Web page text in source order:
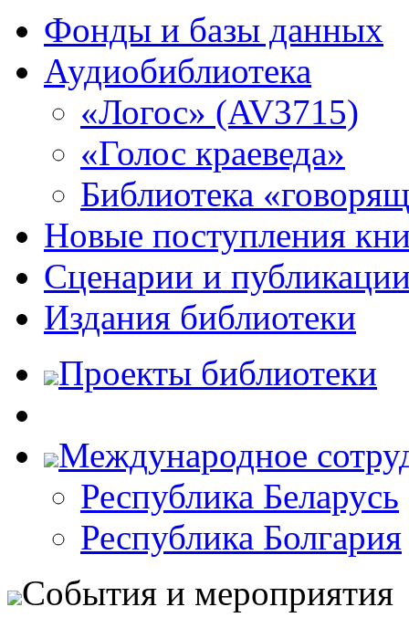
Фонды и базы данных
Аудиобиблиотека
«Логос» (AV3715)
«Голос краеведа»
Библиотека
Новые поступления
Сценарии и
Издания библиотеки
Проекты библиотеки
Международное
Республика Беларусь
Республика Болгария
События и мероприятия